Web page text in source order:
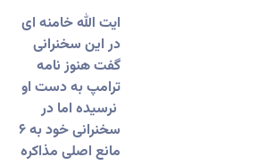
ایت الله خامنه ای
در این سخنرانی
گفت هنوز نامه
ترامپ به دست او
نرسیده اما در
سخنرانی خود به ۶
مانع اصلی مذاکره